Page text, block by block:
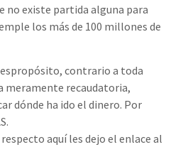
no existe partida alguna para
los más de 100 millones de
contrario a toda
meramente recaudatoria,
dónde ha ido el dinero. Por
aquí les dejo el enlace al